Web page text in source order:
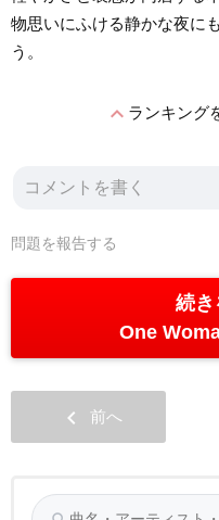
物思いにふける静かな夜に
う。
expand_lessランキング
問題を報告する
続き
One
chevron_left 前へ